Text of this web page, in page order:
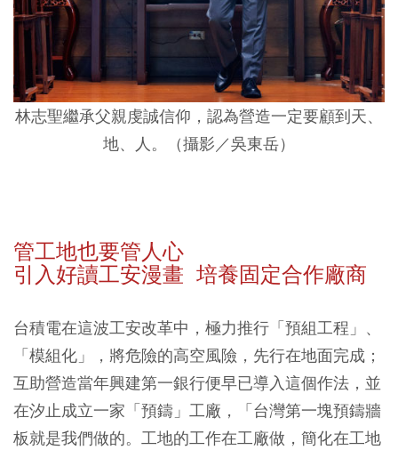
林志聖繼承父親虔誠信仰，認為營造一定要顧到天、
地、人。（攝影／吳東岳）
管工地也要管人心
引入好讀工安漫畫 培養固定合作廠商
台積電在這波工安改革中，極力推行「預組工程」、
「模組化」，將危險的高空風險，先行在地面完成；
互助營造當年興建第一銀行便早已導入這個作法，並
在汐止成立一家「預鑄」工廠，「台灣第一塊預鑄牆
板就是我們做的。工地的工作在工廠做，簡化在工地